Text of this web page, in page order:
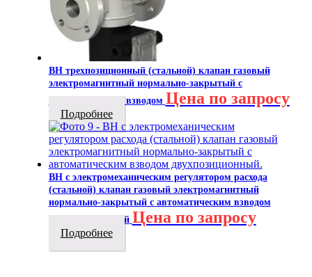
ВН трехпозиционный (стальной) клапан газовый
электромагнитный нормально-закрытый с
автоматическим взводом Цена по запросу
Подробнее
ВН с электромеханическим регулятором расхода
(стальной) клапан газовый электромагнитный
нормально-закрытый с автоматическим взводом
двухпозиционный Цена по запросу
Подробнее